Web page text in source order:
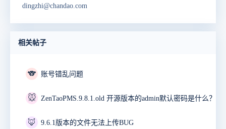
dingzhi@chandao.com
相关帖子
🐨 账号错乱问题
🐭 ZenTaoPMS.9.8.1.old 开源版本的admin默认密码是什么？
🦊 9.6.1版本的文件无法上传BUG